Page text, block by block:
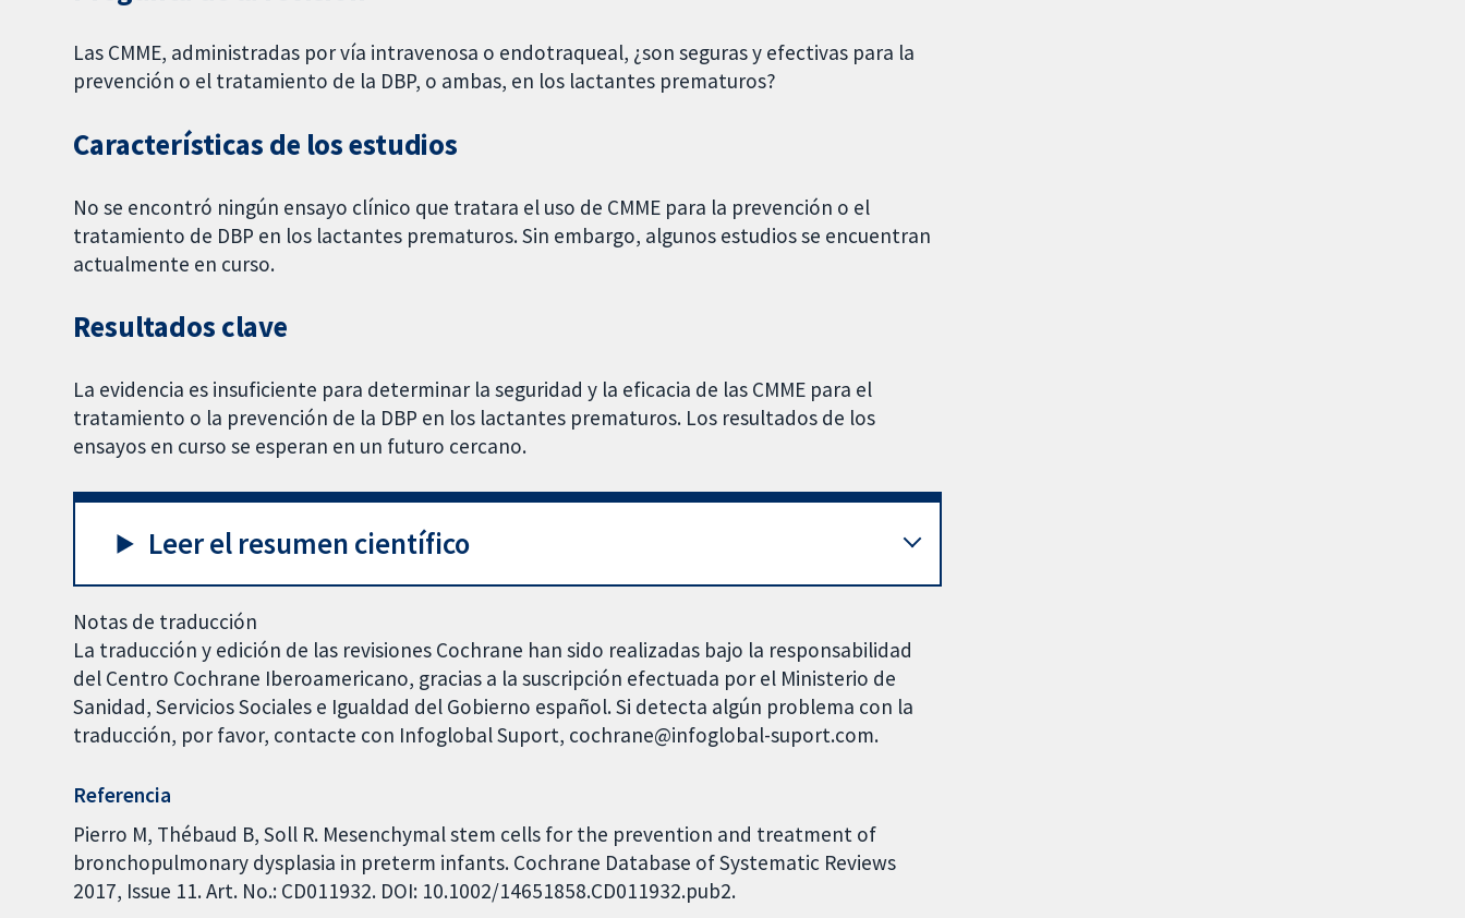
Las CMME, administradas por vía intravenosa o endotraqueal, ¿son seguras y efectivas para la
prevención o el tratamiento de la DBP, o ambas, en los lactantes prematuros?
Características de los estudios
No se encontró ningún ensayo clínico que tratara el uso de CMME para la prevención o el
tratamiento de DBP en los lactantes prematuros. Sin embargo, algunos estudios se encuentran
actualmente en curso.
Resultados clave
La evidencia es insuficiente para determinar la seguridad y la eficacia de las CMME para el
tratamiento o la prevención de la DBP en los lactantes prematuros. Los resultados de los
ensayos en curso se esperan en un futuro cercano.
Leer el resumen científico
Notas de traducción
La traducción y edición de las revisiones Cochrane han sido realizadas bajo la responsabilidad
del Centro Cochrane Iberoamericano, gracias a la suscripción efectuada por el Ministerio de
Sanidad, Servicios Sociales e Igualdad del Gobierno español. Si detecta algún problema con la
traducción, por favor, contacte con Infoglobal Suport, cochrane@infoglobal-suport.com.
Referencia
Pierro M, Thébaud B, Soll R. Mesenchymal stem cells for the prevention and treatment of
bronchopulmonary dysplasia in preterm infants. Cochrane Database of Systematic Reviews
2017, Issue 11. Art. No.: CD011932. DOI: 10.1002/14651858.CD011932.pub2.